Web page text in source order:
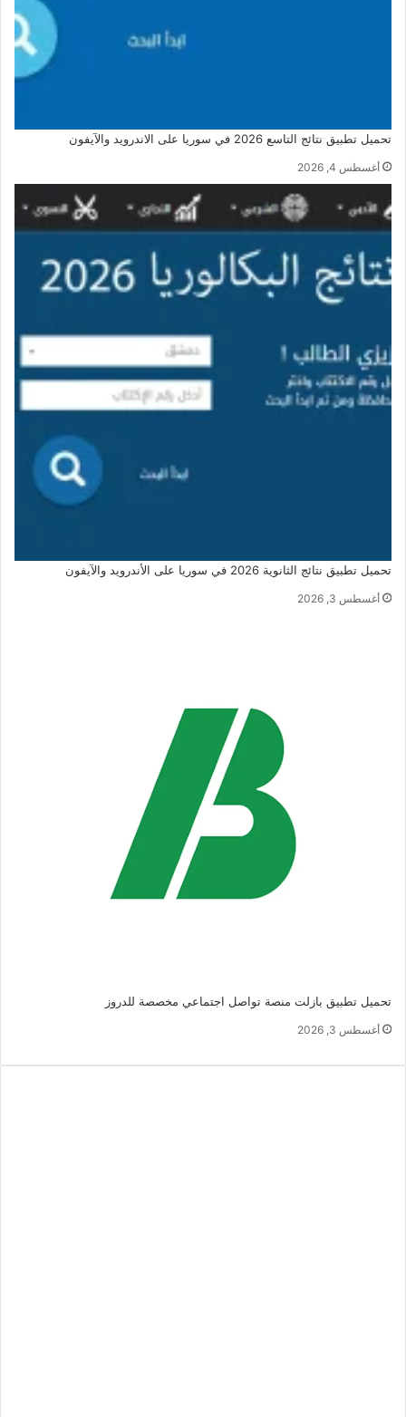
تحميل تطبيق نتائج التاسع 2026 في سوريا على الاندرويد والآيفون
أغسطس 4, 2026
تحميل تطبيق نتائج الثانوية 2026 في سوريا على الأندرويد والآيفون
أغسطس 3, 2026
تحميل تطبيق بازلت منصة تواصل اجتماعي مخصصة للدروز
أغسطس 3, 2026